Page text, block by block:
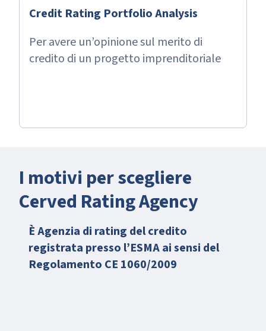
Credit Rating Portfolio Analysis
Per avere un’opinione sul merito di
credito di un progetto imprenditoriale
I motivi per scegliere
Cerved Rating Agency
È Agenzia di rating del credito
registrata presso l’ESMA ai sensi del
Regolamento CE 1060/2009